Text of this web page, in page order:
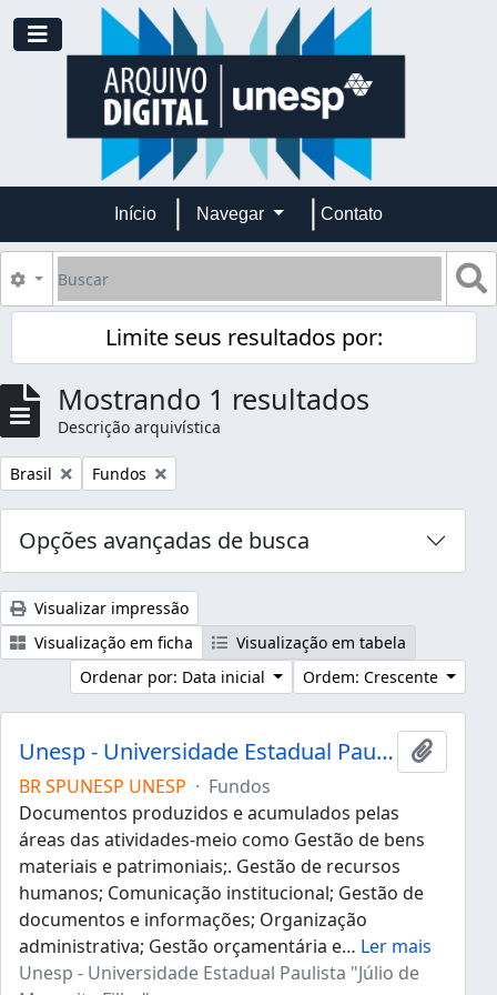
Skip to main content
Toggle navigation
Início Navegar Contato
Buscar
Opções de busca
Limite seus resultados por:
Mostrando 1 resultados
Descrição arquivística
Remover filtro:
Brasil Remover filtro:
Fundos
Opções avançadas de busca
Visualizar impressão
Visualização em ficha
Visualização em tabela
Ordenar por: Data inicial
Ordem: Crescente
Unesp - Universidade Estadual Paulista "Júlio de Mesquita Filho"
BR SPUNESP UNESP · Fundos
Documentos produzidos e acumulados pelas
áreas das atividades-meio como Gestão de bens
materiais e patrimoniais;. Gestão de recursos
humanos; Comunicação institucional; Gestão de
documentos e informações; Organização
administrativa; Gestão orçamentária e… Ler mais
Unesp - Universidade Estadual Paulista "Júlio de